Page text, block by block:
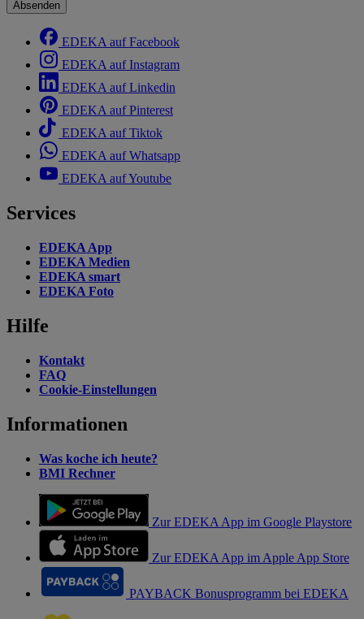
Absenden
EDEKA auf Facebook
EDEKA auf Instagram
EDEKA auf Linkedin
EDEKA auf Pinterest
EDEKA auf Tiktok
EDEKA auf Whatsapp
EDEKA auf Youtube
Services
EDEKA App
EDEKA Medien
EDEKA smart
EDEKA Foto
Hilfe
Kontakt
FAQ
Cookie-Einstellungen
Informationen
Was koche ich heute?
BMI Rechner
Zur EDEKA App im Google Playstore
Zur EDEKA App im Apple App Store
PAYBACK Bonusprogramm bei EDEKA